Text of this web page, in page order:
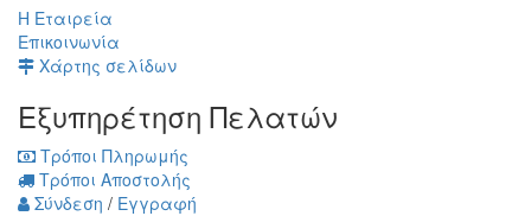
Η Εταιρεία
Επικοινωνία
Χάρτης σελίδων
Εξυπηρέτηση Πελατών
Τρόποι Πληρωμής
Τρόποι Αποστολής
Σύνδεση / Εγγραφή